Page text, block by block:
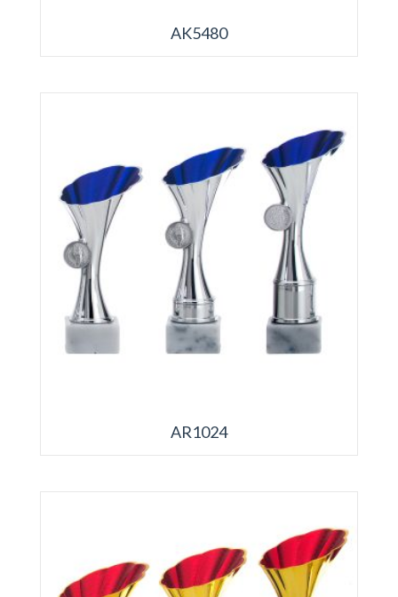
AK5480
AR1024